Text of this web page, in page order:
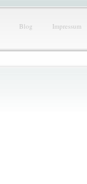
Blog Impressum